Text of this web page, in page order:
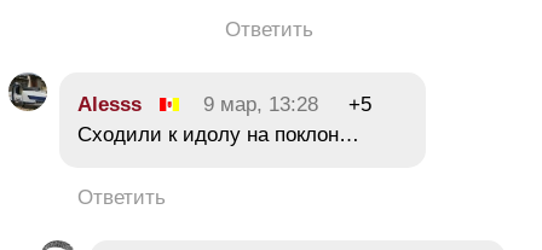
Ответить
Alesss 9 мар, 13:28
+5
Сходили к идолу на поклон…
Ответить